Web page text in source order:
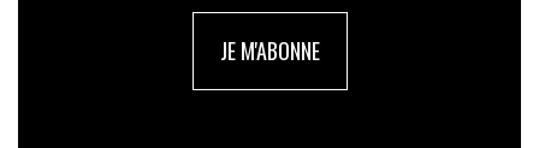
JE M'ABONNE